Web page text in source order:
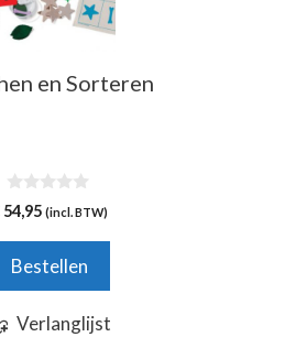
en Sorteren
0
v
5
54,95 (incl. BTW)
Bestellen
Verlanglijst